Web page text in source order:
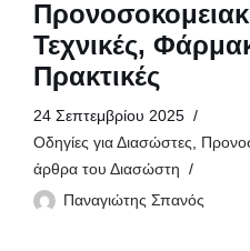
Τεχνικές,
Πρακτικές
24 Σεπτεμβρίου 2025
Οδηγίες για Διασώστες,
άρθρα του Διασώστη
Παναγιώτης Σπανός